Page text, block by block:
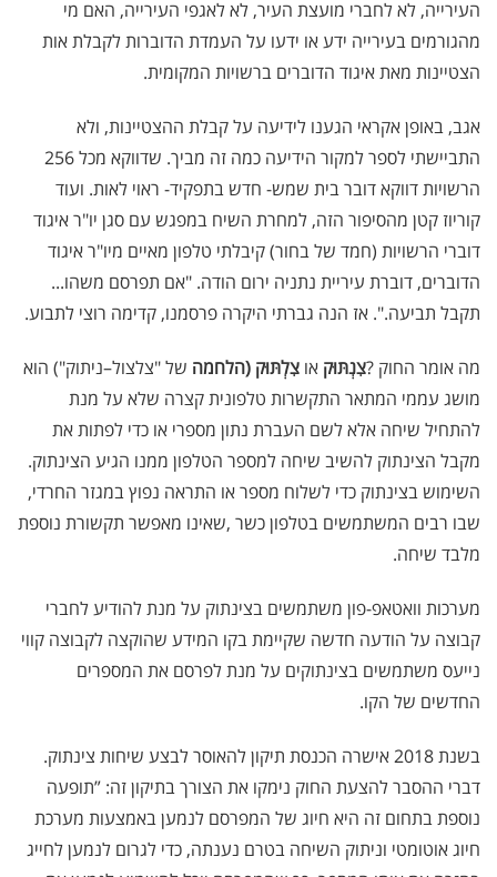
העירייה, לא לחברי מועצת העיר, לא לאגפי העירייה, האם מי
מהגורמים בעירייה ידע או ידעו על העמדת הדוברות לקבלת אות
הצטיינות מאת איגוד הדוברים ברשויות המקומית.
אגב, באופן אקראי הגענו לידיעה על קבלת ההצטיינות, ולא
התביישתי לספר למקור הידיעה כמה זה מביך. שדווקא מכל 256
הרשויות דווקא דובר בית שמש- חדש בתפקיד- ראוי לאות. ועוד
קוריוז קטן מהסיפור הזה, למחרת השיח במפגש עם סגן יו"ר איגוד
דוברי הרשויות (חמד של בחור) קיבלתי טלפון מאיים מיו"ר איגוד
הדוברים, דוברת עיריית נתניה ירום הודה. "אם תפרסם משהו...
תקבל תביעה.". אז הנה גברתי היקרה פרסמנו, קדימה רוצי לתבוע.
מה אומר החוק ?צִנְתּוּק או צִלְתּוּק (הלחמה של "צלצול–ניתוק") הוא
מושג עממי המתאר התקשרות טלפונית קצרה שלא על מנת
להתחיל שיחה אלא לשם העברת נתון מספרי או כדי לפתות את
מקבל הצינתוק להשיב שיחה למספר הטלפון ממנו הגיע הצינתוק.
השימוש בצינתוק כדי לשלוח מספר או התראה נפוץ במגזר החרדי,
שבו רבים המשתמשים בטלפון כשר ,שאינו מאפשר תקשורת נוספת
מלבד שיחה.
מערכות וואטאפ-פון משתמשים בצינתוק על מנת להודיע לחברי
קבוצה על הודעה חדשה שקיימת בקו המידע שהוקצה לקבוצה קווי
נייעס משתמשים בצינתוקים על מנת לפרסם את המספרים
החדשים של הקו.
בשנת 2018 אישרה הכנסת תיקון להאוסר לבצע שיחות צינתוק
.
דברי ההסבר להצעת החוק נימקו את הצורך בתיקון זה: ”תופעה
נוספת בתחום זה היא חיוג של המפרסם לנמען באמצעות מערכת
חיוג אוטומטי וניתוק השיחה בטרם נענתה, כדי לגרום לנמען לחייג